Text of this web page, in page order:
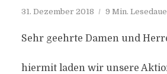
31. Dezember 2018 9 Min.
Sehr geehrte Damen und
hiermit laden wir unsere